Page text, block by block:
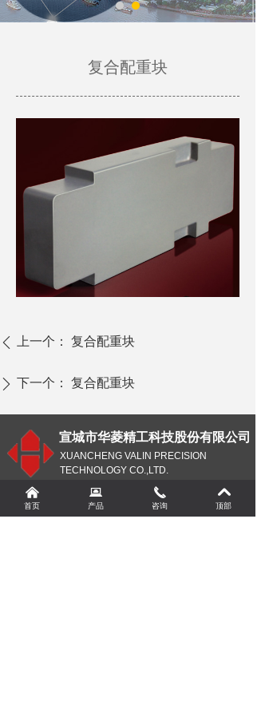
TRUSTING. WE STRIVE TO BE YOUR
LOYAL PARTNER!
复合配重块
낙 加入购物车
ꄴ 上一个： 复合配重块
ꄲ 下一个： 复合配重块
宣城市华菱精工科技股份有限公司
企管部：0563-7799998
XUANCHENG VALIN PRECISION
TECHNOLOGY CO.,LTD.
낀
首页
뀵
产品
끅
咨询
낓
顶部